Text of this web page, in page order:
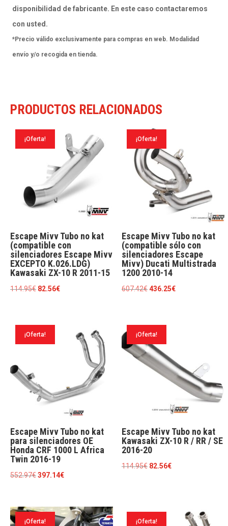
MT-
07
/
FZ-
cantidad
disponibilidad de fabricante. En este caso contactaremos
con usted.
*Precio válido exclusivamente para compras en web. Modalidad
envío y/o recogida en tienda.
PRODUCTOS RELACIONADOS
¡Oferta!
Escape Mivv Tubo no kat
(compatible con
silenciadores Escape Mivv
EXCEPTO K.026.LDG)
Kawasaki ZX-10 R 2011-15
114.95€ El
82.56€El
82.56€.
¡Oferta!
Escape Mivv Tubo no kat
(compatible sólo con
silenciadores Escape
Mivv) Ducati Multistrada
1200 2010-14
607.42€El
436.25€El
¡Oferta!
Escape Mivv Tubo no kat
para silenciadores OE
Honda CRF 1000 L Africa
Twin 2016-19
552.97€El
era:
397.14€El
es:
¡Oferta!
Escape Mivv Tubo no kat
Kawasaki ZX-10 R / RR / SE
2016-20
114.95€ El
114.95€.
82.56€El
82.56€.
¡Oferta! ¡Oferta!